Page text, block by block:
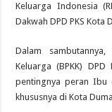
Keluarga Indonesia
Dakwah DPD PKS Kota
Dalam
Keluarga (BPKK)
pentingnya peran Ibu
khususnya di Kota